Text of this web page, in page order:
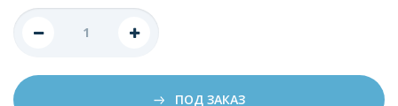
ПОД ЗАКАЗ